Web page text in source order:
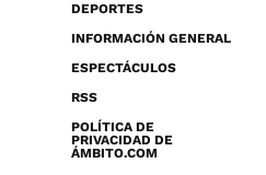
DEPORTES
INFORMACIÓN GENERAL
ESPECTÁCULOS
RSS
POLÍTICA DE
PRIVACIDAD DE
ÁMBITO.COM